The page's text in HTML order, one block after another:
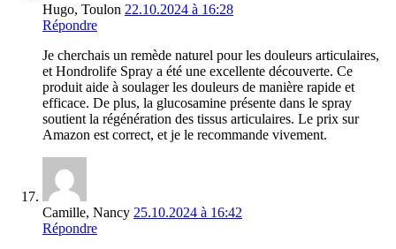
Hugo, Toulon 22.10.2024 à 16:28
Répondre
Je cherchais un remède naturel pour les douleurs articulaires,
et Hondrolife Spray a été une excellente découverte. Ce
produit aide à soulager les douleurs de manière rapide et
efficace. De plus, la glucosamine présente dans le spray
soutient la régénération des tissus articulaires. Le prix sur
Amazon est correct, et je le recommande vivement.
Camille, Nancy 25.10.2024 à 16:42
Répondre